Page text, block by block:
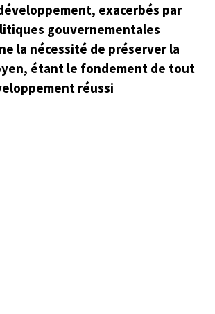
exacerbés par
gouvernementales
la nécessité de préserver la
étant le fondement de tout
réussi